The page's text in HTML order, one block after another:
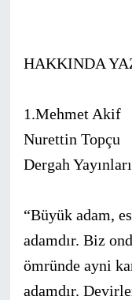
HAKKINDA
1.Mehmet Akif
Nurettin Topçu
Dergah Yayınları
“Büyük adam,
adamdır. Biz
ömründe ayni
adamdır.